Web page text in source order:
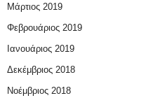
Μάρτιος 2019
Φεβρουάριος 2019
Ιανουάριος 2019
Δεκέμβριος 2018
Νοέμβριος 2018